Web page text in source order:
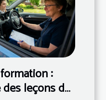
:
leçons de